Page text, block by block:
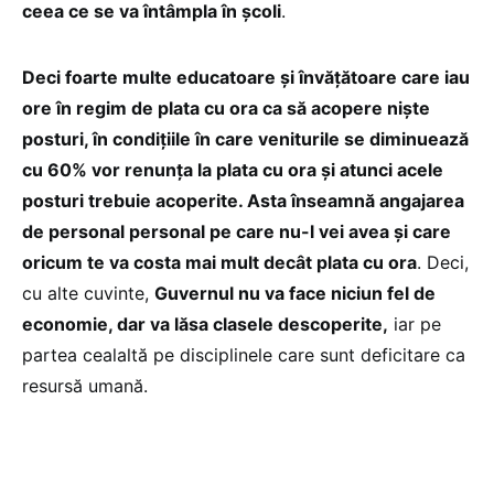
ceea ce se va întâmpla în școli.
Deci foarte multe educatoare și învățătoare care iau
ore în regim de plata cu ora ca să acopere niște
posturi, în condițiile în care veniturile se diminuează
cu 60% vor renunța la plata cu ora și atunci acele
posturi trebuie acoperite. Asta înseamnă angajarea
de personal personal pe care nu-l vei avea și care
oricum te va costa mai mult decât plata cu ora. Deci,
cu alte cuvinte, Guvernul nu va face niciun fel de
economie, dar va lăsa clasele descoperite, iar pe
partea cealaltă pe disciplinele care sunt deficitare ca
resursă umană.